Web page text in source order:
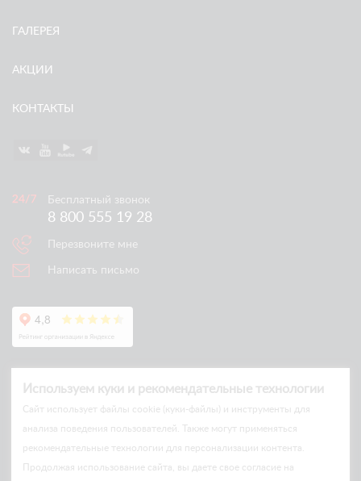
© Arlift 2026
ГАЛЕРЕЯ
АКЦИИ
КОНТАКТЫ
Бесплатный звонок
8 800 555 19 28
Перезвоните мне
Написать письмо
Используем куки и рекомендательные технологии
Cайт использует файлы cookie (куки-файлы) и инструменты для
анализа поведения пользователей. Также могут применяться
рекомендательные технологии для персонализации контента.
Продолжая использование сайта, вы даете свое согласие на